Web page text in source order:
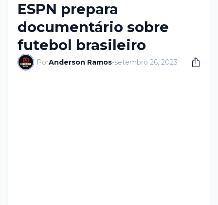
ESPN prepara
documentário sobre
futebol brasileiro
PorAnderson Ramos-setembro 26, 2023